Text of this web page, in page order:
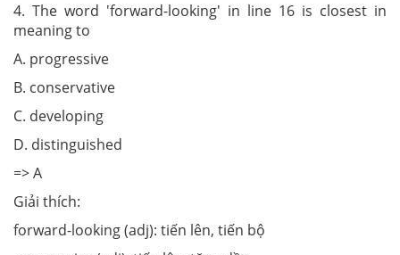
4. The word 'forward-looking' in line 16 is closest in
meaning to
A. progressive
B. conservative
C. developing
D. distinguished
=> A
Giải thích:
forward-looking (adj): tiến lên, tiến bộ